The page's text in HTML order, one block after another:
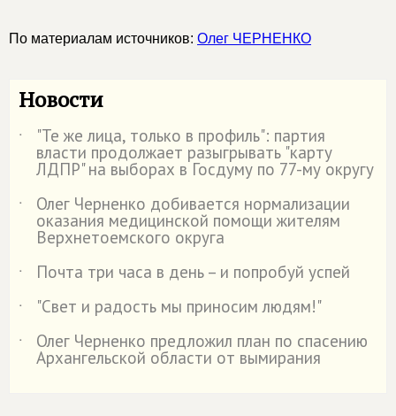
По материалам источников: Олег ЧЕРНЕНКО
Новости
˙ "Те же лица, только в профиль": партия
власти продолжает разыгрывать "карту
ЛДПР" на выборах в Госдуму по 77-му округу
˙
Олег Черненко добивается нормализации
оказания медицинской помощи жителям
Верхнетоемского округа
˙
Почта три часа в день – и попробуй успей
˙
"Свет и радость мы приносим людям!"
˙
Олег Черненко предложил план по спасению
Архангельской области от вымирания